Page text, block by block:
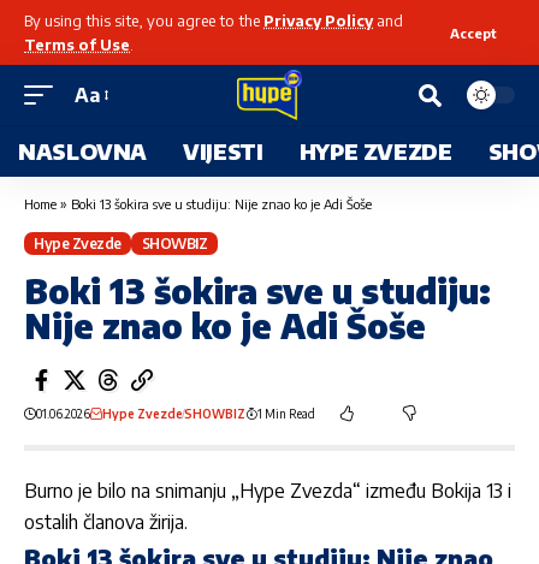
By using this site, you agree to the Privacy Policyand
Terms of Use
Accept
Aa
NASLOVNA VIJESTI HYPE ZVEZDE
Home » Boki 13 šokira sve u studiju: Nije znao ko je Adi Šoše
Hype Zvezde SHOWBIZ
Boki 13 šokira sve u studiju:
Nije znao ko je Adi Šoše
01.06.2026 Hype ZvezdeSHOWBIZ 1 Min Read
Burno je bilo na snimanju „Hype Zvezda“ između Bokija 13 i
ostalih članova žirija.
Boki 13 šokira sve u studiju: Nije znao